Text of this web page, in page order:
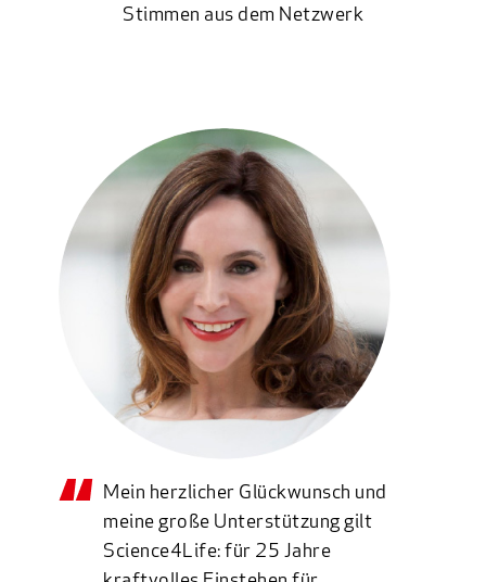
Stimmen aus dem Netzwerk
Mein herzlicher Glückwunsch und
meine große Unterstützung gilt
Science4Life: für 25 Jahre